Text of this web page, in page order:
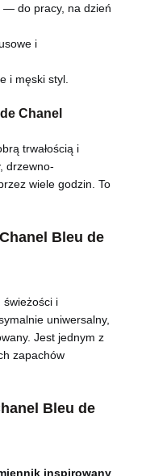
— do pracy, na dzień
i
i męski styl.
Chanel
trwałością i
drzewno-
wiele godzin. To
Bleu de
świeżości i
uniwersalny,
Jest jednym z
zapachów
Bleu de
inspirowany